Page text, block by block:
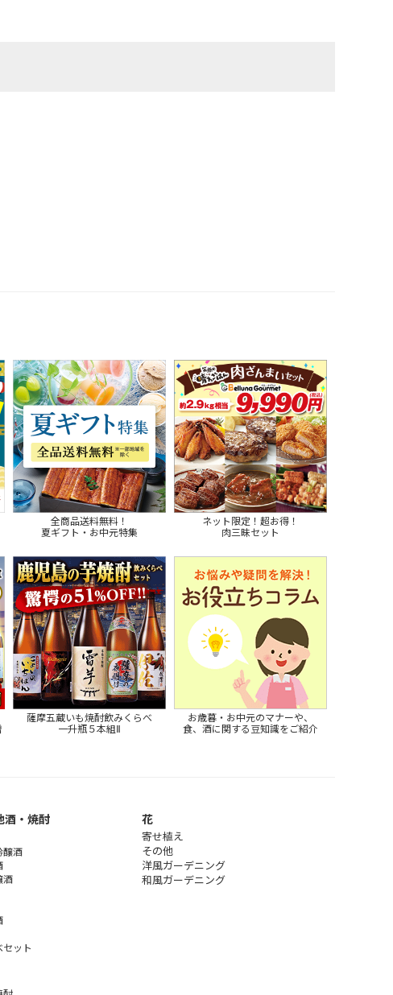
全商品送料無料！
夏ギフト・お中元特集
ネット限定！超お得！
肉三昧セット
薩摩五蔵いも焼酎飲みくらべ
一升瓶５本組Ⅱ
お歳暮・お中元のマナーや、
食、酒に関する豆知識をご紹介
酒・焼酎
醸酒
酒
ット
花
寄せ植え
その他
洋風ガーデニング
和風ガーデニング